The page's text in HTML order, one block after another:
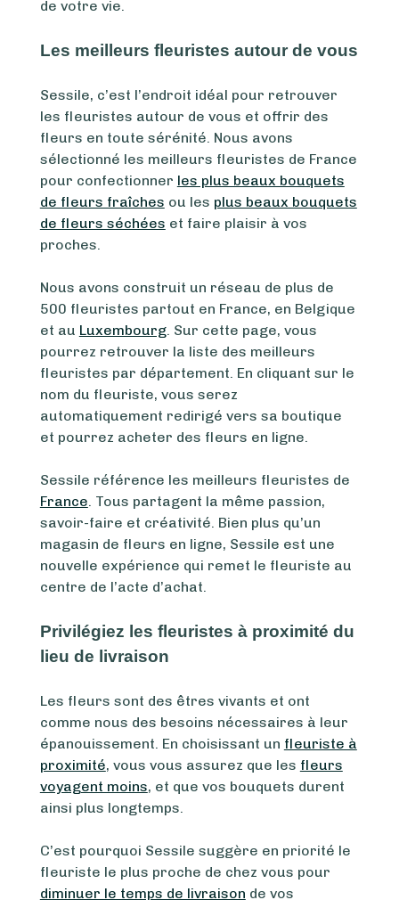
de votre vie.
Les meilleurs fleuristes autour de vous
Sessile, c’est l’endroit idéal pour retrouver
les fleuristes autour de vous et offrir des
fleurs en toute sérénité. Nous avons
sélectionné les meilleurs fleuristes de France
pour confectionner les plus beaux bouquets
de fleurs fraîches ou les plus beaux bouquets
de fleurs séchées et faire plaisir à vos
proches.
Nous avons construit un réseau de plus de
500 fleuristes partout en France, en Belgique
et au Luxembourg. Sur cette page, vous
pourrez retrouver la liste des meilleurs
fleuristes par département. En cliquant sur le
nom du fleuriste, vous serez
automatiquement redirigé vers sa boutique
et pourrez acheter des fleurs en ligne.
Sessile référence les meilleurs fleuristes de
France . Tous partagent la même passion,
savoir-faire et créativité. Bien plus qu’un
magasin de fleurs en ligne, Sessile est une
nouvelle expérience qui remet le fleuriste au
centre de l’acte d’achat.
Privilégiez les fleuristes à proximité du
lieu de livraison
Les fleurs sont des êtres vivants et ont
comme nous des besoins nécessaires à leur
épanouissement. En choisissant un fleuriste à
proximité, vous vous assurez que les fleurs
voyagent moins, et que vos bouquets durent
ainsi plus longtemps.
C’est pourquoi Sessile suggère en priorité le
fleuriste le plus proche de chez vous pour
diminuer le temps de livraison de vos